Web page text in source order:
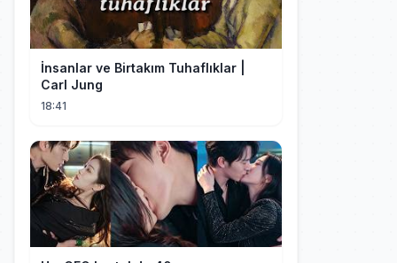
İnsanlar ve Birtakım Tuhaflıklar |
Carl Jung
18:41